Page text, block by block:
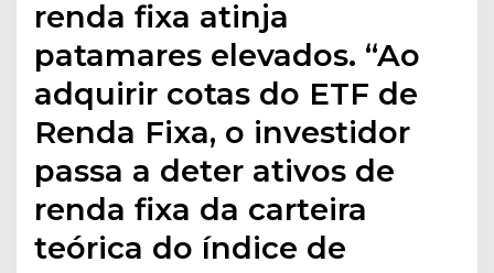
renda fixa atinja
patamares elevados. “Ao
adquirir cotas do ETF de
Renda Fixa, o investidor
passa a deter ativos de
renda fixa da carteira
teórica do índice de